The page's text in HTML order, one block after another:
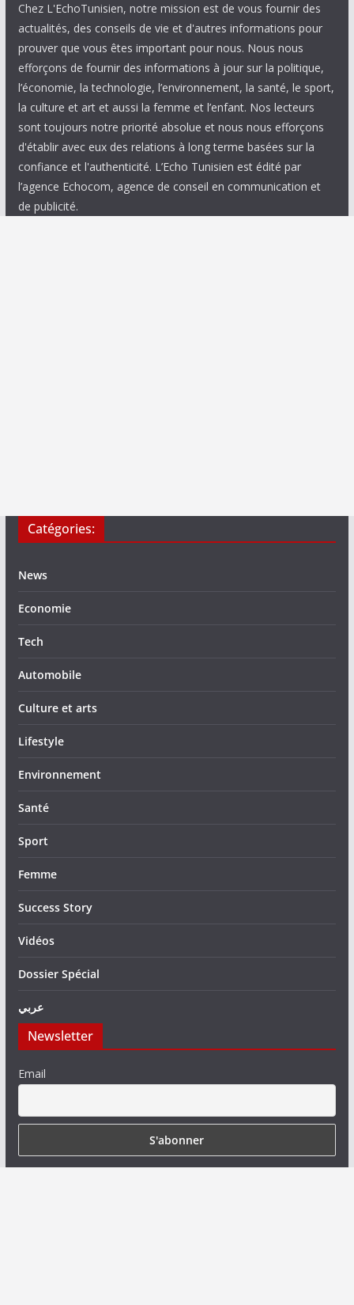
Chez L'EchoTunisien, notre mission est de vous fournir des
actualités, des conseils de vie et d'autres informations pour
prouver que vous êtes important pour nous. Nous nous
efforçons de fournir des informations à jour sur la politique,
l’économie, la technologie, l’environnement, la santé, le sport,
la culture et art et aussi la femme et l’enfant. Nos lecteurs
sont toujours notre priorité absolue et nous nous efforçons
d'établir avec eux des relations à long terme basées sur la
confiance et l'authenticité. L’Echo Tunisien est édité par
l’agence Echocom, agence de conseil en communication et
de publicité.
Catégories:
News
Economie
Tech
Automobile
Culture et arts
Lifestyle
Environnement
Santé
Sport
Femme
Success Story
Vidéos
Dossier Spécial
عربي
Newsletter
Email